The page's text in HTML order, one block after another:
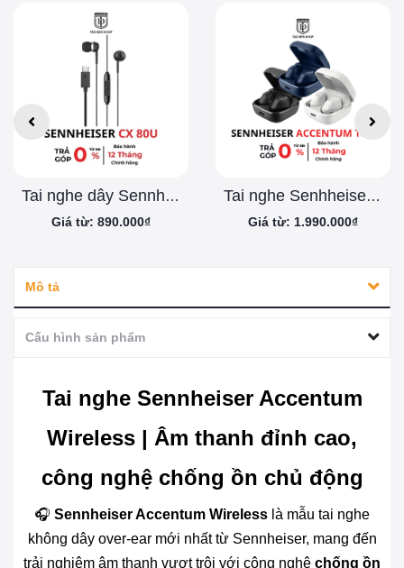
Tai nghe dây Sennheiser CX 80U Type-C
Giá từ: 890.000₫
Tai nghe Senhheiser Accentum TWS
Giá từ: 1.990.000₫
Mô tả
Cấu hình sản phẩm
Tai nghe Sennheiser Accentum
Wireless | Âm thanh đỉnh cao,
công nghệ chống ồn chủ động
🎧 Sennheiser Accentum Wireless là mẫu tai nghe
không dây over-ear mới nhất từ Sennheiser, mang đến
trải nghiệm âm thanh vượt trội với công nghệ chống ồn